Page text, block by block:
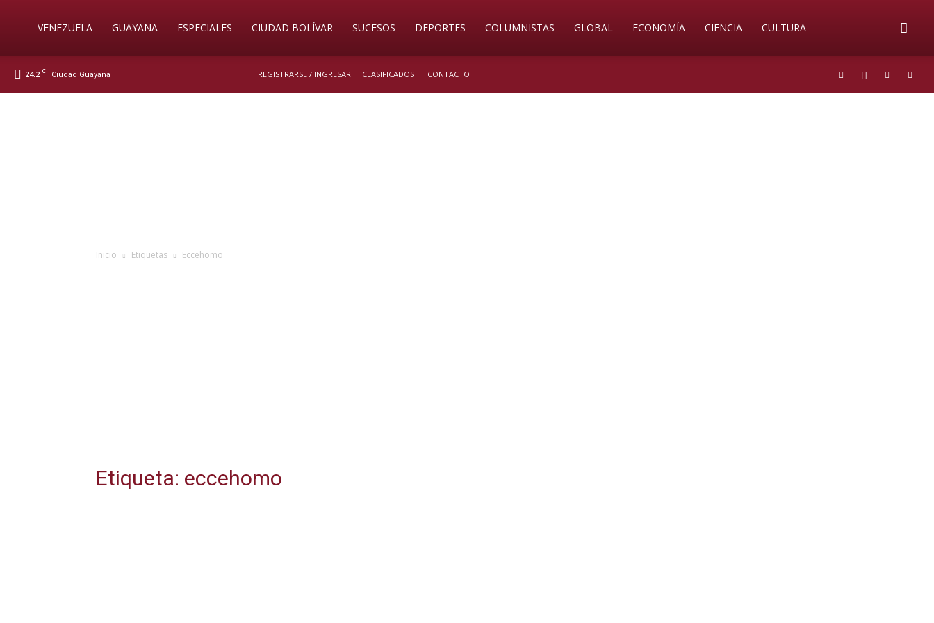
SoyVENEZUELA GUAYANA ESPECIALES CIUDAD BOLÍVAR SUCESOS DEPORTES COLUMNISTAS GLOBAL ECONOMÍA CIENCIA CULTURA
24.2 C Ciudad Guayana REGISTRARSE / INGRESAR CLASIFICADOS CONTACTO
Inicio Etiquetas Eccehomo
Etiqueta: eccehomo